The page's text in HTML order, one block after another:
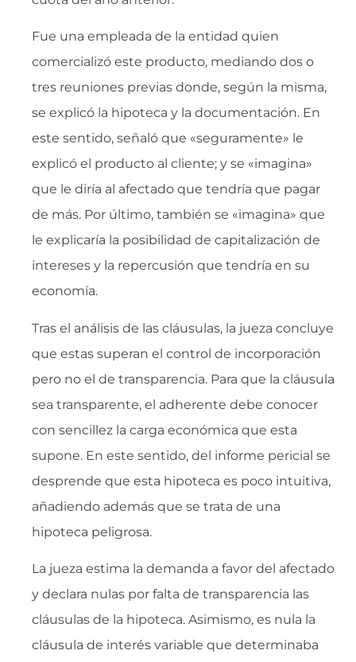
Fue una empleada de la entidad quien
comercializó este producto, mediando dos o
tres reuniones previas donde, según la misma,
se explicó la hipoteca y la documentación. En
este sentido, señaló que «seguramente» le
explicó el producto al cliente; y se «imagina»
que le diría al afectado que tendría que pagar
de más. Por último, también se «imagina» que
le explicaría la posibilidad de capitalización de
intereses y la repercusión que tendría en su
economía.
Tras el análisis de las cláusulas, la jueza concluye
que estas superan el control de incorporación
pero no el de transparencia. Para que la cláusula
sea transparente, el adherente debe conocer
con sencillez la carga económica que esta
supone. En este sentido, del informe pericial se
desprende que esta hipoteca es poco intuitiva,
añadiendo además que se trata de una
hipoteca peligrosa.
La jueza estima la demanda a favor del afectado
y declara nulas por falta de transparencia las
cláusulas de la hipoteca. Asimismo, es nula la
cláusula de interés variable que determinaba